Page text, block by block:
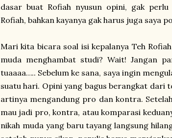
dasar buat Rofiah nyusun opini, gak
Rofiah, bahkan kayanya gak harus juga saya
Mari kita bicara soal isi kepalanya Teh
muda menghambat studi? Wait! Jangan
tuaaaa….. Sebelum ke sana, saya ingin
suatu hari. Opini yang bagus berangkat
artinya mengandung pro dan kontra.
mau jadi pro, kontra, atau komparasi
nikah muda yang baru tayang langsung